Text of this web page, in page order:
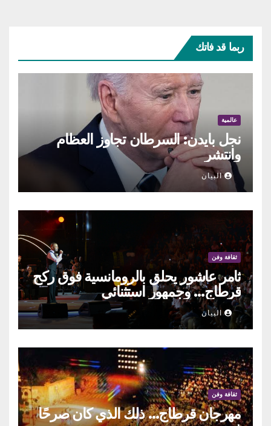
ربما قد فاتك
عالمية
نجل بايدن: السرطان تجاوز العظام
وانتشر
البيان
ثقافة وفن
ثامر عاشور يحلق بالرومانسية فوق ركح
قرطاج… وجمهور استثنائي
البيان
ثقافة وفن
مهرجان قرطاج… ذلك الذي كان صرحًا